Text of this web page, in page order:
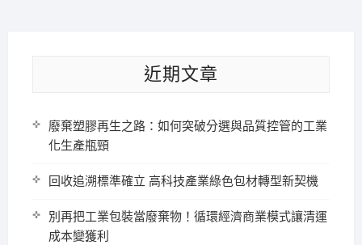
近期文章
廢棄塑膠再生之路：如何突破分選與品質控管的工業
化生產瓶頸
回收追溯標準確立 高科技產業綠色包材轉型新契機
別再把工業包裝當廢棄物！循環經濟商業模式讓清運
成本變獲利